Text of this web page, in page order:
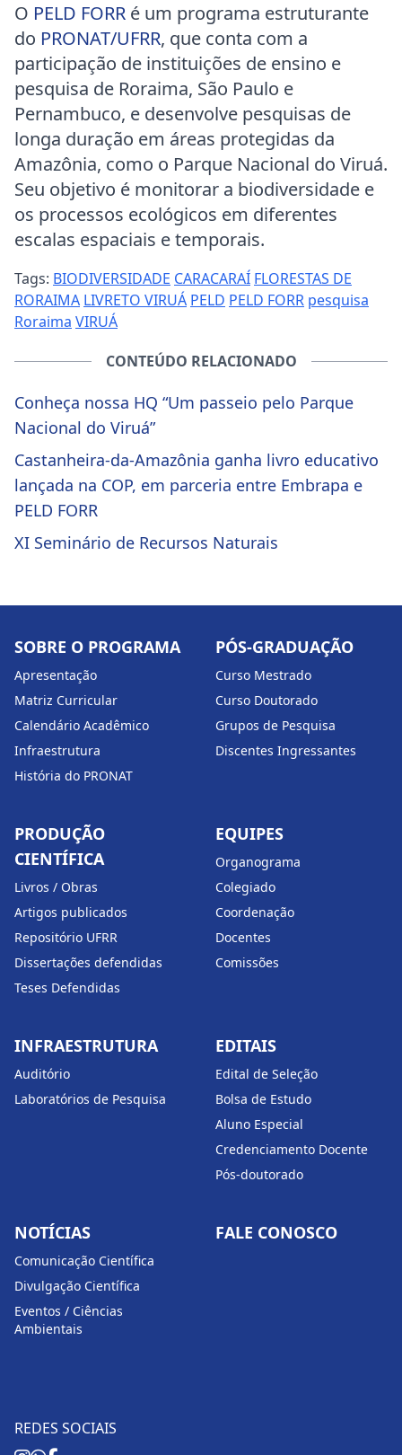
O PELD FORR é um programa estruturante
do PRONAT/UFRR, que conta com a
participação de instituições de ensino e
pesquisa de Roraima, São Paulo e
Pernambuco, e desenvolve pesquisas de
longa duração em áreas protegidas da
Amazônia, como o Parque Nacional do Viruá.
Seu objetivo é monitorar a biodiversidade e
os processos ecológicos em diferentes
escalas espaciais e temporais.
Tags: BIODIVERSIDADE CARACARAÍ FLORESTAS DE
RORAIMA LIVRETO VIRUÁ PELD PELD FORR pesquisa
Roraima VIRUÁ
CONTEÚDO RELACIONADO
Conheça nossa HQ “Um passeio pelo Parque
Nacional do Viruá”
Castanheira-da-Amazônia ganha livro educativo
lançada na COP, em parceria entre Embrapa e
PELD FORR
XI Seminário de Recursos Naturais
SOBRE O PROGRAMA
Apresentação
Matriz Curricular
Calendário Acadêmico
Infraestrutura
História do PRONAT
PÓS-GRADUAÇÃO
Curso Mestrado
Curso Doutorado
Grupos de Pesquisa
Discentes Ingressantes
PRODUÇÃO
CIENTÍFICA
Livros / Obras
Artigos publicados
Repositório UFRR
Dissertações defendidas
Teses Defendidas
EQUIPES
Organograma
Colegiado
Coordenação
Docentes
Comissões
INFRAESTRUTURA
Auditório
Laboratórios de Pesquisa
EDITAIS
Edital de Seleção
Bolsa de Estudo
Aluno Especial
Credenciamento Docente
Pós-doutorado
NOTÍCIAS
Comunicação Científica
Divulgação Científica
Eventos / Ciências
Ambientais
FALE CONOSCO
REDES SOCIAIS